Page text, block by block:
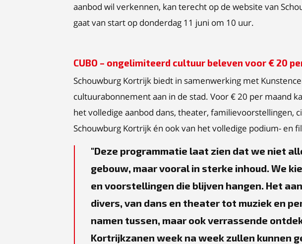
aanbod wil verkennen, kan terecht op de website van
gaat van start op donderdag 11 juni om 10 uur.
CUBO – ongelimiteerd cultuur beleven voor € 20
Schouwburg Kortrijk biedt in samenwerking met
cultuurabonnement aan in de stad. Voor € 20 per maand
het volledige aanbod dans, theater, familievoorstellingen,
Schouwburg Kortrijk én ook van het volledige podium- en
Deze programmatie laat zien dat we niet
gebouw, maar vooral in sterke inhoud. We
en voorstellingen die blijven hangen. Het
divers, van dans en theater tot muziek en
namen tussen, maar ook verrassende
Kortrijkzanen week na week zullen kunnen